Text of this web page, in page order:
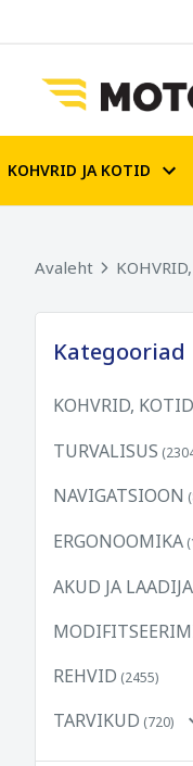
KOHVRID JA KOTID
Avaleht
Kategooriad
KOHVRID, KOTID
TURVALISUS
NAVIGATSIOON
ERGONOOMIKA
AKUD JA
REHVID (2455)
TARVIKUD (720)